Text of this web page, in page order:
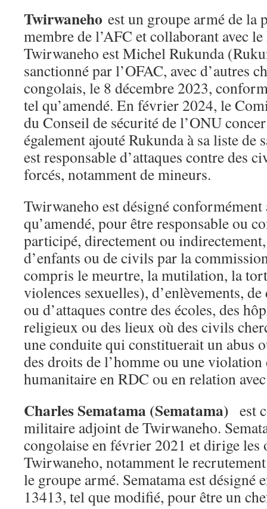
Twirwaneho est un groupe armé de
membre de l’AFC et collaborant avec
Twirwaneho est Michel Rukunda
sanctionné par l’OFAC, avec d’autres
congolais, le 8 décembre 2023,
tel qu’amendé. En février 2024, le
du Conseil de sécurité de l’ONU
également ajouté Rukunda à sa liste de
est responsable d’attaques contre des
forcés, notamment de mineurs.
Twirwaneho est désigné
qu’amendé, pour être responsable ou
participé, directement ou
d’enfants ou de civils par la
compris le meurtre, la mutilation, la
violences sexuelles), d’enlèvements,
ou d’attaques contre des écoles, des
religieux ou des lieux où des civils
une conduite qui constituerait un abus
des droits de l’homme ou une
humanitaire en RDC ou en relation
Charles Sematama (Sematama) est
militaire adjoint de Twirwaneho.
congolaise en février 2021 et dirige les
Twirwaneho, notamment le
le groupe armé. Sematama est désigné
13413, tel que modifié, pour être un